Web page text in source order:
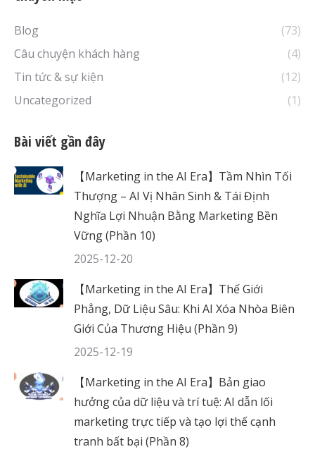
Blog
(73)
Câu chuyện khách hàng
(4)
Tin tức & sự kiện
(12)
Uncategorized
(1)
Bài viết gần đây
【Marketing in the AI Era】Tầm Nhìn Tối
Thượng – AI Vị Nhân Sinh & Tái Định
Nghĩa Lợi Nhuận Bằng Marketing Bền
Vững (Phần 10)
2025-12-20
【Marketing in the AI Era】Thế Giới
Phẳng, Dữ Liệu Sâu: Khi AI Xóa Nhòa Biên
Giới Của Thương Hiệu (Phần 9)
2025-12-19
【Marketing in the AI Era】Bản giao
hưởng của dữ liệu và trí tuệ: AI dẫn lối
marketing trực tiếp và tạo lợi thế cạnh
tranh bất bại (Phần 8)